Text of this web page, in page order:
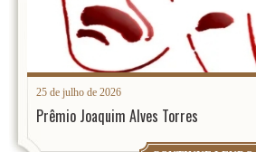
25 de julho de 2026
Prêmio Joaquim Alves Torres